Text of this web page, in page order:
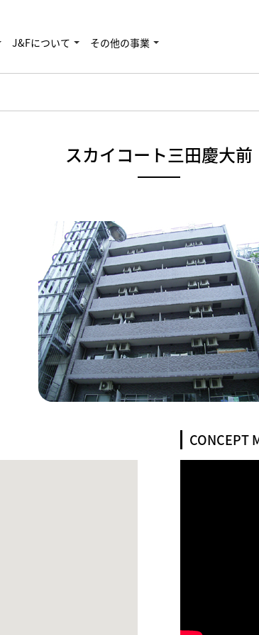
J&Fについて その他の事業
スカイコート三田慶大前
CONCEPT